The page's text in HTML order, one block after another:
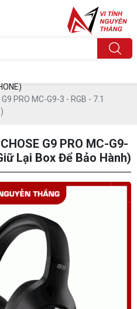
PRO MC-G9-3 - RGB - 7.1
G9 PRO MC-G9-
Lại Box Để Bảo Hành)